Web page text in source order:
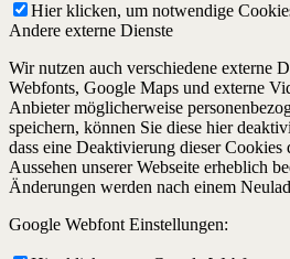
Hier klicken, um notwendige
Andere externe Dienste
Wir nutzen auch verschiedene externe
Webfonts, Google Maps und externe
Anbieter möglicherweise
speichern, können Sie diese hier
dass eine Deaktivierung dieser
Aussehen unserer Webseite erheblich
Änderungen werden nach einem
Google Webfont Einstellungen: